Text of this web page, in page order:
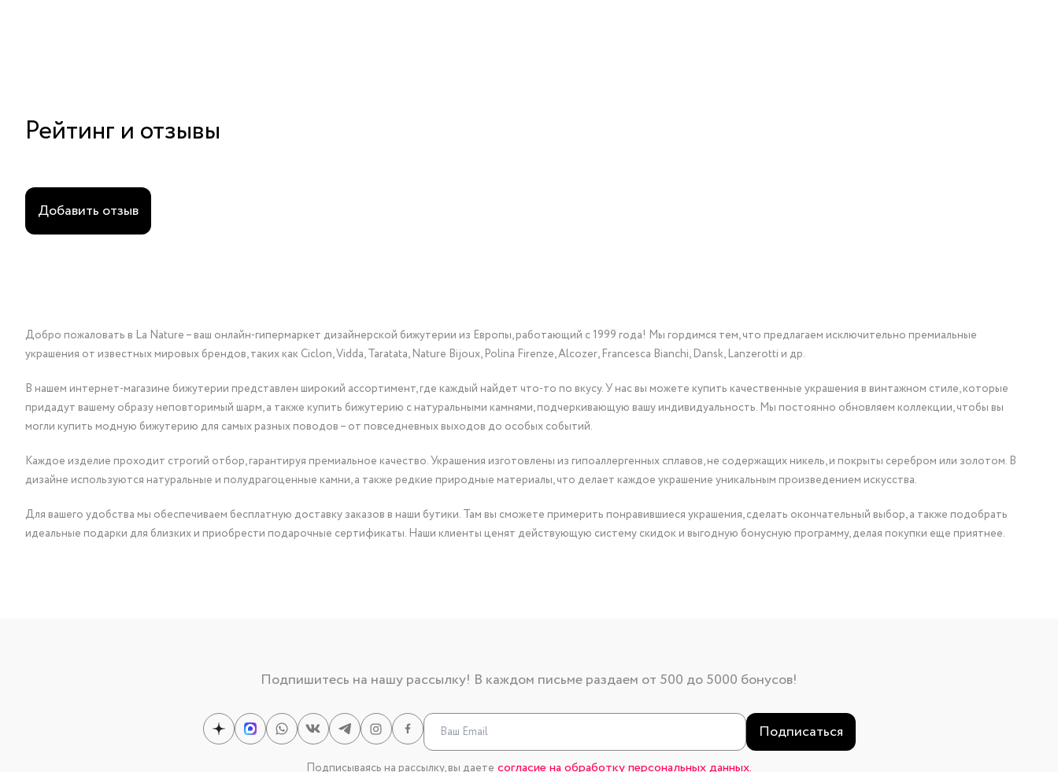
Рейтинг и отзывы
Добавить отзыв
Добро пожаловать в La Nature – ваш онлайн-гипермаркет дизайнерской бижутерии из Европы, работающий с 1999 года! Мы гордимся тем, что предлагаем исключительно премиальные
украшения от известных мировых брендов, таких как Ciclon, Vidda, Taratata, Nature Bijoux, Polina Firenze, Alcozer, Francesca Bianchi, Dansk, Lanzerotti и др.
В нашем интернет-магазине бижутерии представлен широкий ассортимент, где каждый найдет что-то по вкусу. У нас вы можете купить качественные украшения в винтажном стиле, которые
придадут вашему образу неповторимый шарм, а также купить бижутерию с натуральными камнями, подчеркивающую вашу индивидуальность. Мы постоянно обновляем коллекции, чтобы вы
могли купить модную бижутерию для самых разных поводов – от повседневных выходов до особых событий.
Каждое изделие проходит строгий отбор, гарантируя премиальное качество. Украшения изготовлены из гипоаллергенных сплавов, не содержащих никель, и покрыты серебром или золотом. В
дизайне используются натуральные и полудрагоценные камни, а также редкие природные материалы, что делает каждое украшение уникальным произведением искусства.
Для вашего удобства мы обеспечиваем бесплатную доставку заказов в наши бутики. Там вы сможете примерить понравившиеся украшения, сделать окончательный выбор, а также подобрать
идеальные подарки для близких и приобрести подарочные сертификаты. Наши клиенты ценят действующую систему скидок и выгодную бонусную программу, делая покупки еще приятнее.
Подпишитесь на нашу рассылку! В каждом письме раздаем от 500 до 5000 бонусов!
Подписаться
Подписываясь на рассылку, вы даете согласие на обработку персональных данных.